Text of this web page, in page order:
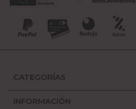
CATEGORÍAS
INFORMACIÓN